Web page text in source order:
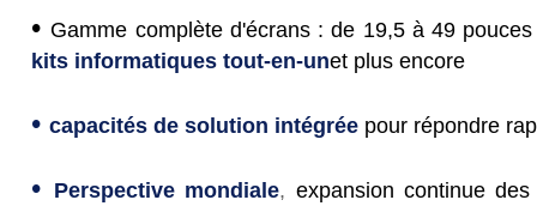
• Gamme complète d'écrans : de 19,5 à 49 pouces
kits informatiques tout-en-unet plus encore
• capacités de solution intégrée pour répondre
• Perspective mondiale, expansion continue